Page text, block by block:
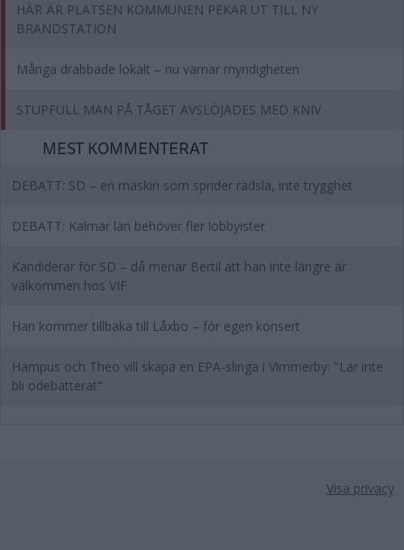
HÄR ÄR PLATSEN KOMMUNEN PEKAR UT TILL NY
BRANDSTATION
Många drabbade lokalt – nu varnar myndigheten
STUPFULL MAN PÅ TÅGET AVSLÖJADES MED KNIV
MEST KOMMENTERAT
DEBATT: SD – en maskin som sprider rädsla, inte trygghet
DEBATT: Kalmar län behöver fler lobbyister
Kandiderar för SD – då menar Bertil att han inte längre är
välkommen hos VIF
Han kommer tillbaka till Låxbo – för egen konsert
Hampus och Theo vill skapa en EPA-slinga i Vimmerby: "Lär inte
bli odebatterat"
Visa privacy